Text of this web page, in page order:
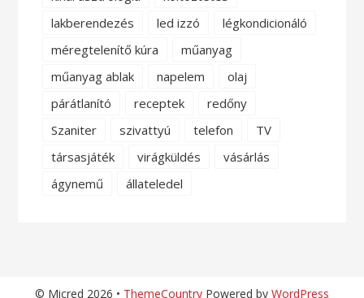
lakberendezés
led izzó
légkondicionáló
méregtelenítő kúra
műanyag
műanyag ablak
napelem
olaj
párátlanító
receptek
redőny
Szaniter
szivattyú telefon
TV
társasjáték
virágküldés
vásárlás
ágynemű
állateledel
© Micred 2026 • ThemeCountry Powered by WordPress